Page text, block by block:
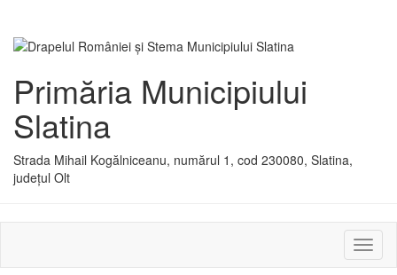
Primăria Municipiului
Slatina
Strada Mihail Kogălniceanu, numărul 1, cod 230080, Slatina,
județul Olt
sau